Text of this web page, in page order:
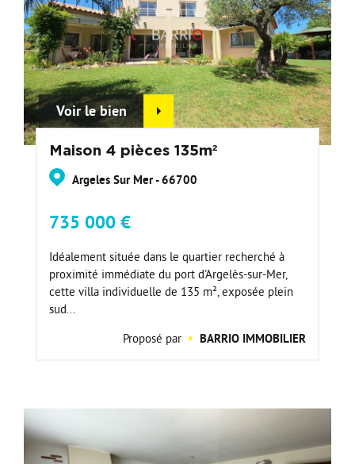
Voir le bien
Maison 4 pièces 135m²
Argeles Sur Mer - 66700
735 000 €
Idéalement située dans le quartier recherché à
proximité immédiate du port d'Argelès-sur-Mer,
cette villa individuelle de 135 m², exposée plein
sud...
Proposé par
BARRIO IMMOBILIER